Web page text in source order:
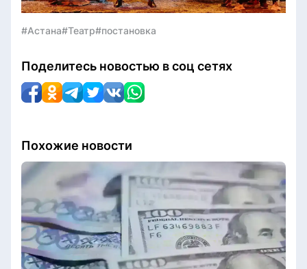
#Астана#Театр#постановка
Поделитесь новостью в соц сетях
Похожие новости